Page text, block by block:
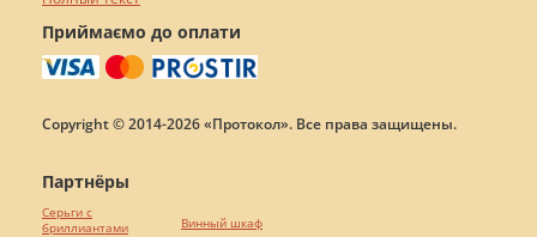
Приймаємо до оплати
Copyright © 2014-2026 «Протокол». Все права защищены.
Партнёры
Серьги с
бриллиантами
Винный шкаф